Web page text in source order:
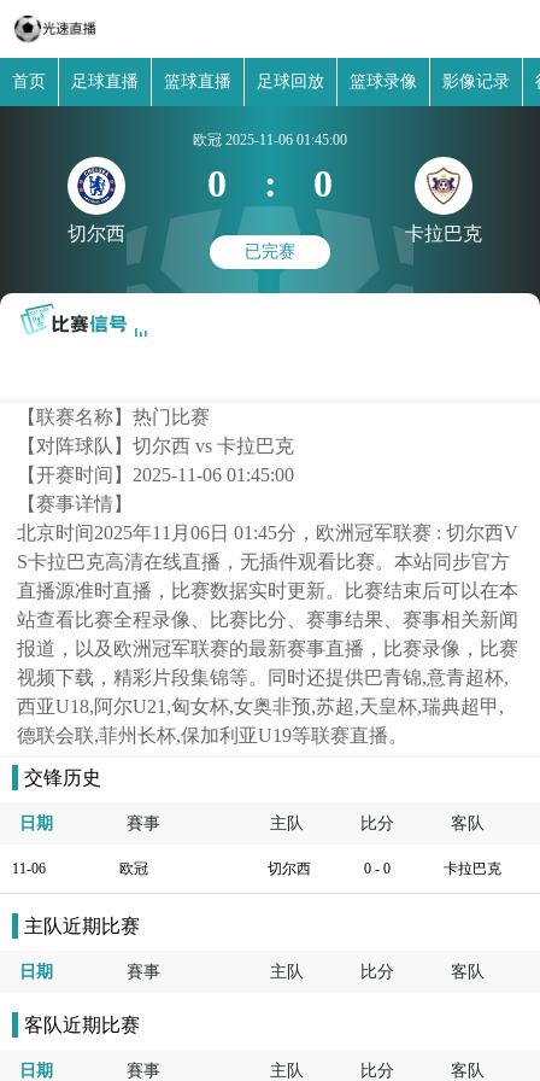
首页 足球直播 篮球直播 足球回放 篮球录像 影像记录
切尔西
欧冠 2025-11-06 01:45:00
0 : 0
已完赛
卡拉巴克
【联赛名称】热门比赛
【对阵球队】切尔西 vs 卡拉巴克
【开赛时间】 2025-11-06 01:45:00
【赛事详情】
北京时间2025年11月06日 01:45分，欧洲冠军联赛 : 切尔西V
S卡拉巴克高清在线直播，无插件观看比赛。本站同步官方
直播源准时直播，比赛数据实时更新。比赛结束后可以在本
站查看比赛全程录像、比赛比分、赛事结果、赛事相关新闻
报道，以及欧洲冠军联赛的最新赛事直播，比赛录像，比赛
视频下载，精彩片段集锦等。同时还提供巴青锦,意青超杯,
西亚U18,阿尔U21,匈女杯,女奥非预,苏超,天皇杯,瑞典超甲,
德联会联,菲州长杯,保加利亚U19等联赛直播。
交锋历史
日期 賽事 主队 比分 客队
11-06 欧冠 切尔西 0 - 0 卡拉巴克
主队近期比赛
日期 賽事 主队 比分 客队
客队近期比赛
日期 賽事 主队 比分 客队